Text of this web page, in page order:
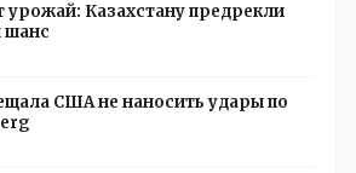
урожай: Казахстану предрекли
шанс
США не наносить удары по